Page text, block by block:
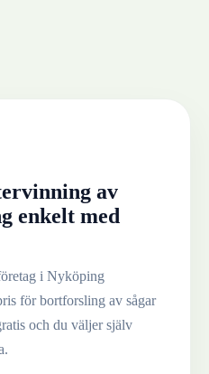
av
enkelt med
i Nyköping
för bortforsling av sågar
och du väljer själv